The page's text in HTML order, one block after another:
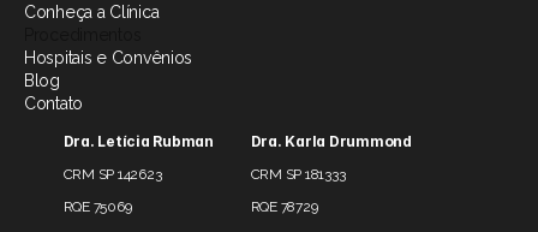
Conheça a Clínica
Hospitais e Convênios
Blog
Contato
Dra. Letícia Rubman
CRM SP 142623
RQE 75069
Dra. Karla Drummond
CRM SP 181333
RQE 78729